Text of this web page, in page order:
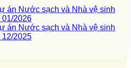
án Nước sạch và Nhà vệ sinh
2026
án Nước sạch và Nhà vệ sinh
2025